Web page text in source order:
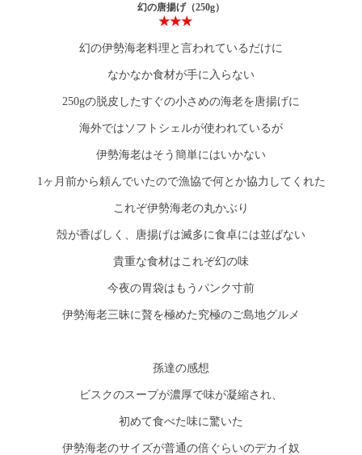
幻の唐揚げ（250g）
★★★
幻の伊勢海老料理と言われているだけに
なかなか食材が手に入らない
250gの脱皮したすぐの小さめの海老を唐揚げに
海外ではソフトシェルが使われているが
伊勢海老はそう簡単にはいかない
1ヶ月前から頼んでいたので漁協で何とか協力してくれた
これぞ伊勢海老の丸かぶり
殻が香ばしく、唐揚げは滅多に食卓には並ばない
貴重な食材はこれぞ幻の味
今夜の胃袋はもうパンク寸前
伊勢海老三昧に贅を極めた究極のご島地グルメ
孫達の感想
ビスクのスープが濃厚で味が凝縮され、
初めて食べた味に驚いた
伊勢海老のサイズが普通の倍ぐらいのデカイ奴